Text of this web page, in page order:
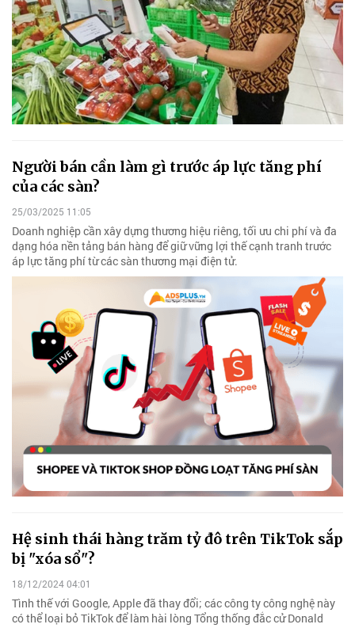
Người bán cần làm gì trước áp lực tăng phí
của các sàn?
25/03/2025 11:05
Doanh nghiệp cần xây dựng thương hiệu riêng, tối ưu chi phí và đa
dạng hóa nền tảng bán hàng để giữ vững lợi thế cạnh tranh trước
áp lực tăng phí từ các sàn thương mại điện tử.
Hệ sinh thái hàng trăm tỷ đô trên TikTok sắp
bị "xóa sổ"?
18/12/2024 04:01
Tình thế với Google, Apple đã thay đổi; các công ty công nghệ này
có thể loại bỏ TikTok để làm hài lòng Tổng thống đắc cử Donald